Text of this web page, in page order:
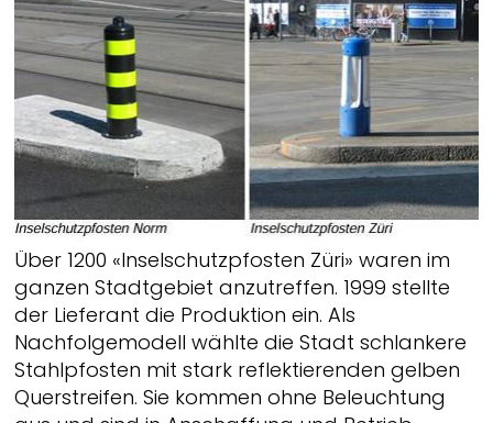
Über 1200 «Inselschutzpfosten Züri» waren im
ganzen Stadtgebiet anzutreffen. 1999 stellte
der Lieferant die Produktion ein. Als
Nachfolgemodell wählte die Stadt schlankere
Stahlpfosten mit stark reflektierenden gelben
Querstreifen. Sie kommen ohne Beleuchtung